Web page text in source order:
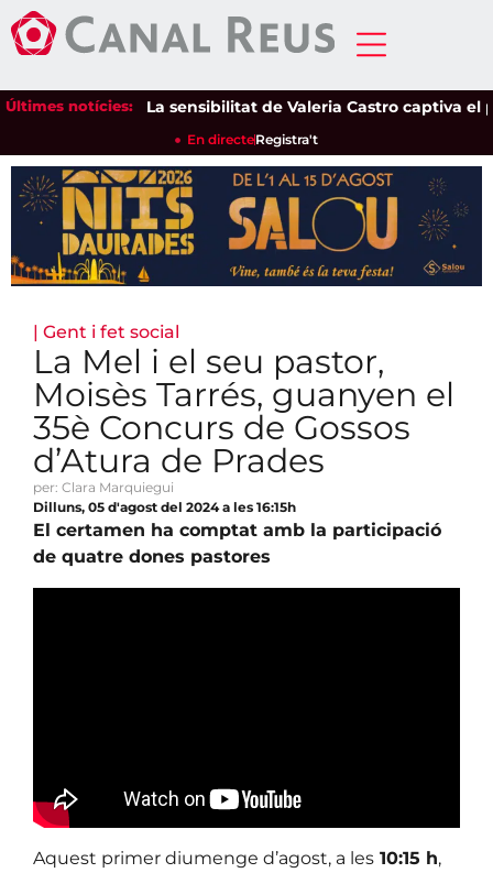
Últimes notícies:La sensibilitat de Valeria Castro captiva el
En directeRegistra't
| Gent i fet social
La Mel i el seu pastor,
Moisès Tarrés, guanyen el
35è Concurs de Gossos
d’Atura de Prades
per: Clara Marquiegui
Dilluns, 05 d'agost del 2024 a les 16:15h
El certamen ha comptat amb la participació
de quatre dones pastores
Aquest primer diumenge d’agost, a les 10:15 h,